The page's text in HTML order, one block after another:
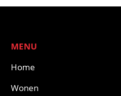
MENU
Home
Wonen